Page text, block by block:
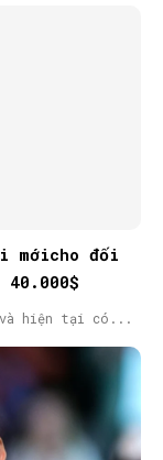
mớicho đối
và hiện tại có...